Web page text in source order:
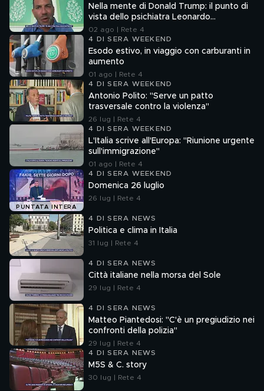
Nella mente di Donald Trump: il punto di
vista dello psichiatra Leonardo
Mendolicchio
02 ago | Rete 4
4 DI SERA WEEKEND
Esodo estivo, in viaggio con carburanti in
aumento
01 ago | Rete 4
4 DI SERA WEEKEND
Antonio Polito: "Serve un patto
trasversale contro la violenza"
26 lug | Rete 4
4 DI SERA WEEKEND
L'Italia scrive all'Europa: "Riunione urgente
sull'immigrazione"
01 ago | Rete 4
PUNTATA INTERA
4 DI SERA WEEKEND
Domenica 26 luglio
26 lug | Rete 4
4 DI SERA NEWS
Politica e clima in Italia
31 lug | Rete 4
4 DI SERA NEWS
Città italiane nella morsa del Sole
29 lug | Rete 4
4 DI SERA NEWS
Matteo Piantedosi: "C'è un pregiudizio nei
confronti della polizia"
29 lug | Rete 4
4 DI SERA NEWS
M5S & C. story
30 lug | Rete 4